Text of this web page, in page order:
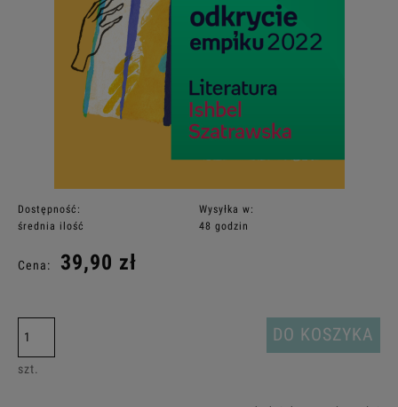
Dostępność:
średnia ilość
Wysyłka w:
48 godzin
Cena: 39,90 zł
szt.
DO KOSZYKA